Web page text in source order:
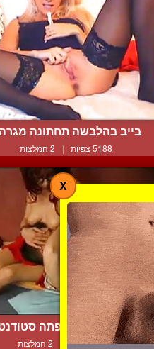
בייב בהלבשה תחתונה
5188 צפיות | 2 המלצות
אישה מבוגרת מפתה
10418 צפיות 2 המלצות
X